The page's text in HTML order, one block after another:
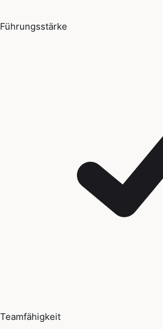
Führungsstärke
Teamfähigkeit